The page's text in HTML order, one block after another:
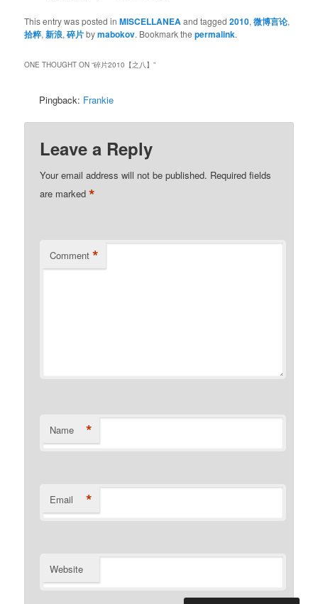
This entry was posted inMISCELLANEAand tagged2010,微博言论,
拾粹,新浪,碎片bymabokov. Bookmark thepermalink.
ONE THOUGHT ON “碎片2010【之八】”
Pingback: Frankie
Leave a Reply
Your email address will not be published. Required fields
are marked*
Comment *
Name *
Email *
Website